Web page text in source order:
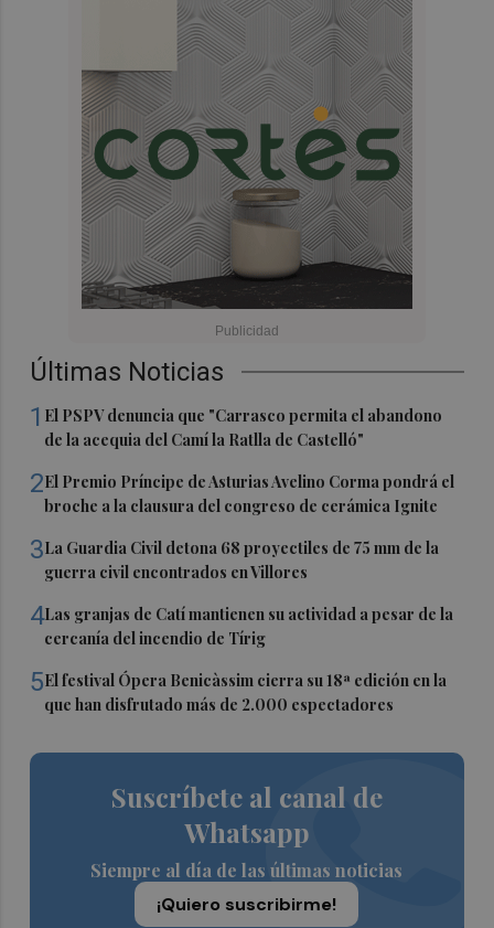
Últimas Noticias
1 El PSPV denuncia que "Carrasco permita el abandono
de la acequia del Camí la Ratlla de Castelló"
2El Premio Príncipe de Asturias Avelino Corma pondrá el
broche a la clausura del congreso de cerámica Ignite
3La Guardia Civil detona 68 proyectiles de 75 mm de la
guerra civil encontrados en Villores
4Las granjas de Catí mantienen su actividad a pesar de la
cercanía del incendio de Tírig
5El festival Ópera Benicàssim cierra su 18ª edición en la
que han disfrutado más de 2.000 espectadores
Suscríbete al canal de
Whatsapp
Siempre al día de las últimas noticias
¡Quiero suscribirme!